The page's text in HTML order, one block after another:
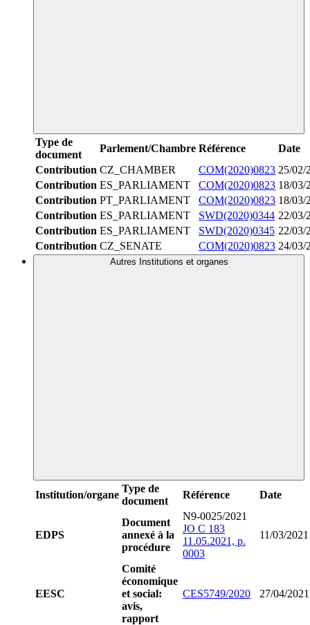
Type de
document
Parlement/Chambre Référence
Date
Contribution CZ_CHAMBER COM(2020)0823 25/02/
Contribution ES_PARLIAMENT COM(2020)0823 18/03/
Contribution PT_PARLIAMENT COM(2020)0823 18/03/
Contribution ES_PARLIAMENT SWD(2020)0344 22/03/
Contribution ES_PARLIAMENT SWD(2020)0345 22/03/
Contribution CZ_SENATE COM(2020)0823 24/03/
Autres Institutions et organes
Institution/organe
Type de
document
Référence Date
EDPS
Document
annexé à la
procédure
N9-0025/2021
JO C 183
11.05.2021, p.
0003
11/03/2021
EESC
Comité
économique
et social:
avis,
rapport
CES5749/2020 27/04/2021